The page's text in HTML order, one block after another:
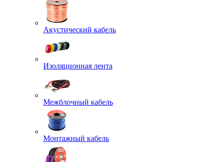
Акустический кабель
Изоляционная лента
Межблочный кабель
Монтажный кабель